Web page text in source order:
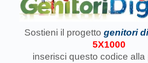
Sostieni il progetto genitori
5X1000
inserisci questo codice alla